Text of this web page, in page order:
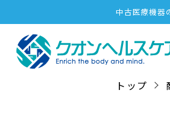
中古医療機器
トップ